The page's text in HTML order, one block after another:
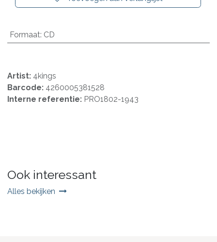
Formaat: CD
Artist: 4kings
Barcode: 4260005381528
Interne referentie: PRO1802-1943
Ook interessant
Alles bekijken